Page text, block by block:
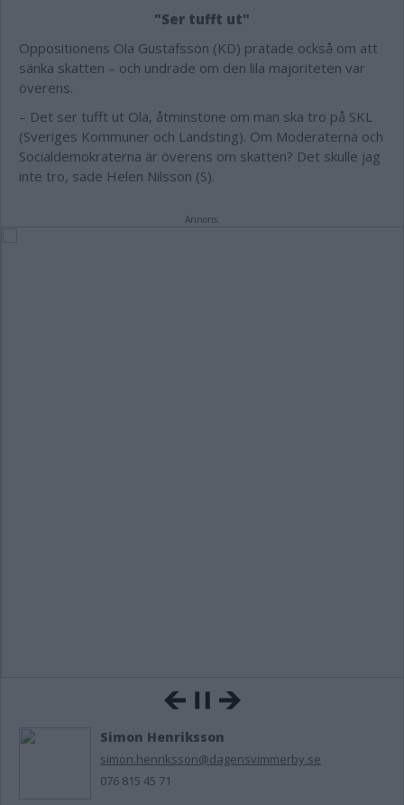
"Ser tufft ut"
Oppositionens Ola Gustafsson (KD) pratade också om att
sänka skatten – och undrade om den lila majoriteten var
överens.
– Det ser tufft ut Ola, åtminstone om man ska tro på SKL
(Sveriges Kommuner och Landsting). Om Moderaterna och
Socialdemokraterna är överens om skatten? Det skulle jag
inte tro, sade Helen Nilsson (S).
Annons:
Simon Henriksson
simon.henriksson@dagensvimmerby.se
076 815 45 71